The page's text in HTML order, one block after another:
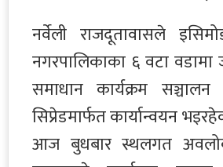
नर्वेली राजदूतावासले
नगरपालिकाका ६ वटा
समाधान कार्यक्रम
सिप्रेडमार्फत कार्यान्वयन
आज बुधबार स्थलगत